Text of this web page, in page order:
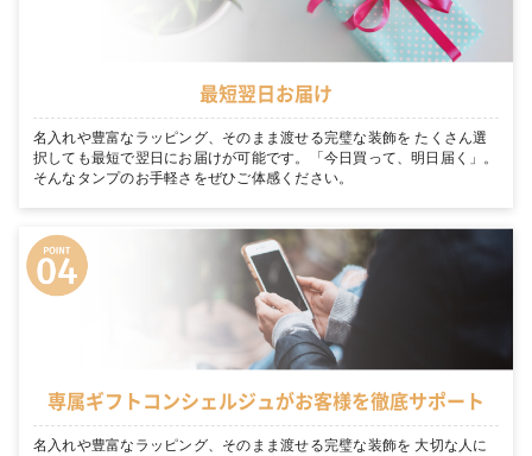
最短翌日お届け
名入れや豊富なラッピング、そのまま渡せる完璧な装飾を たくさん選
択しても最短で翌日にお届けが可能です。「今日買って、明日届く」。
そんなタンプのお手軽さをぜひご体感ください。
専属ギフトコンシェルジュがお客様を徹底サポート
名入れや豊富なラッピング、そのまま渡せる完璧な装飾を 大切な人に